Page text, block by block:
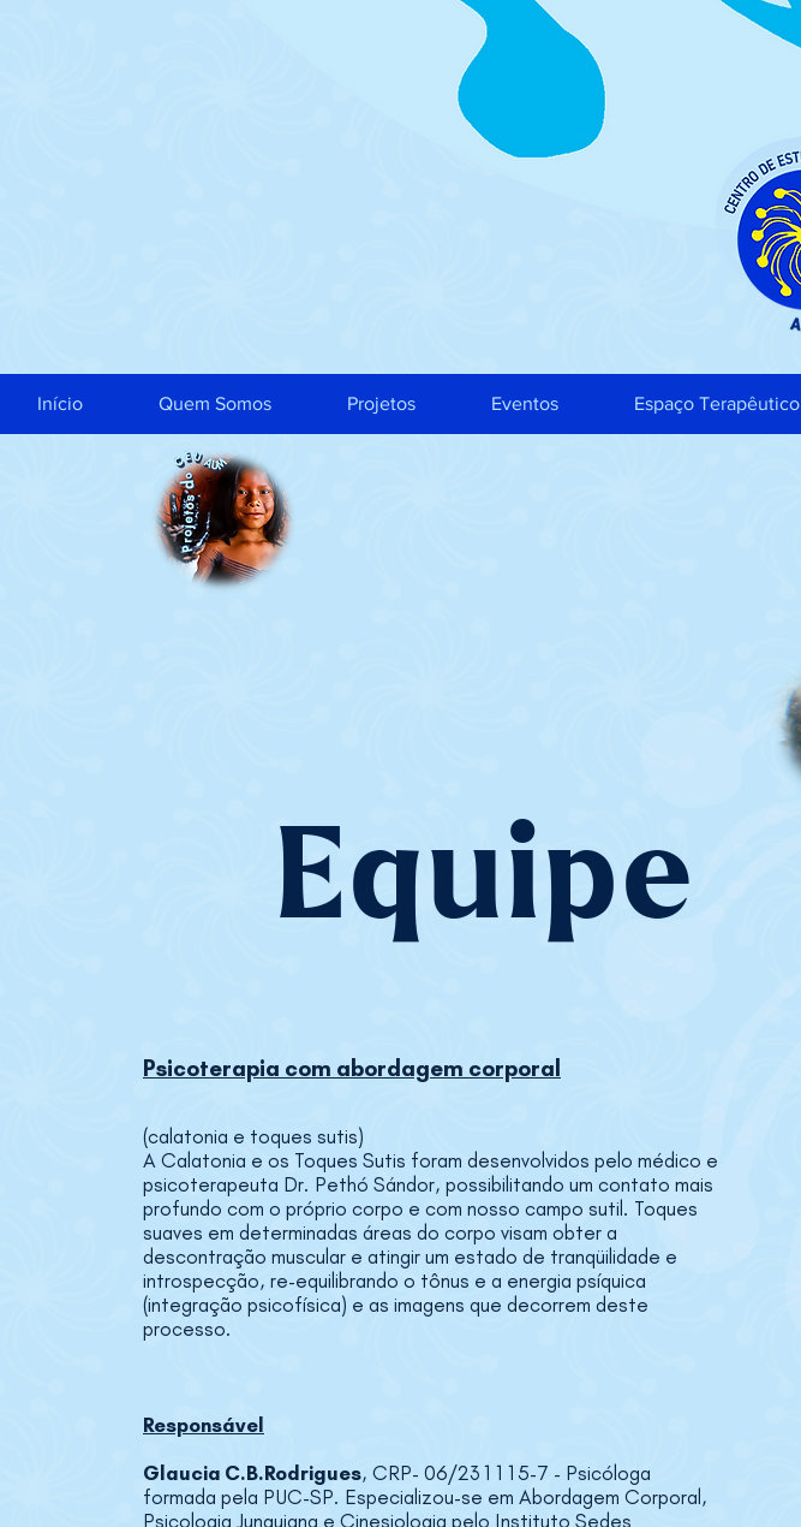
Início Quem Somos Projetos Eventos Espaço Terapêutico
Psicoterapia com abordagem corporal
(calatonia e toques sutis)
A Calatonia e os Toques Sutis foram desenvolvidos pelo médico e
psicoterapeuta Dr. Pethó Sándor, possibilitando um contato mais
profundo com o próprio corpo e com nosso campo sutil. Toques
suaves em determinadas áreas do corpo visam obter a
descontração muscular e atingir um estado de tranqüilidade e
introspecção, re-equilibrando o tônus e a energia psíquica
(integração psicofísica) e as imagens que decorrem deste
processo.
Responsável
Glaucia C.B.Rodrigues, CRP- 06/231115-7 - Psicóloga
formada pela PUC-SP. Especializou-se em Abordagem Corporal,
Psicologia Junguiana e Cinesiologia pelo Instituto Sedes
Equipe